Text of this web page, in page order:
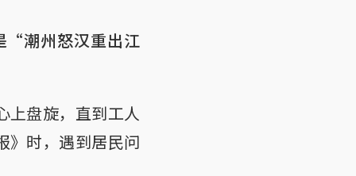
“潮州怒汉重出江
上盘旋，直到工人
》时，遇到居民问